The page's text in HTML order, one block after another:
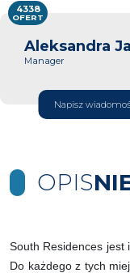
Aleksandra
Manager
Napisz
4338
OFERT
OPIS
South Residences jest
Do każdego z tych